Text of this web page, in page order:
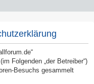
Folgenden „der Betreiber“)
Besuchs gesammelt